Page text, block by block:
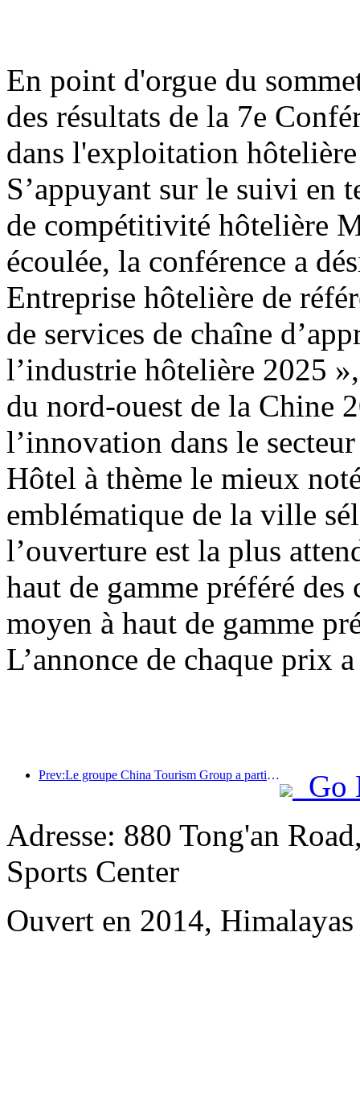
En point d'orgue du
des résultats de la 7e
dans l'exploitation
S’appuyant sur le suivi en
de compétitivité hôtelière
écoulée, la conférence a
Entreprise hôtelière de
de services de chaîne
l’industrie hôtelière 2025
du nord-ouest de la Chine
l’innovation dans le
Hôtel à thème le mieux
emblématique de la ville
l’ouverture est la plus
haut de gamme préféré
moyen à haut de gamme
L’annonce de chaque prix
Prev:Le groupe China Tourism Group a participé à l'Exposition internationale d'importation de Chine pendant huit années consécutives, signant des contrats d'une valeur de plus d'un milliard de dollars américains.
Go
Adresse: 880 Tong'an
Sports Center
Ouvert en 2014,